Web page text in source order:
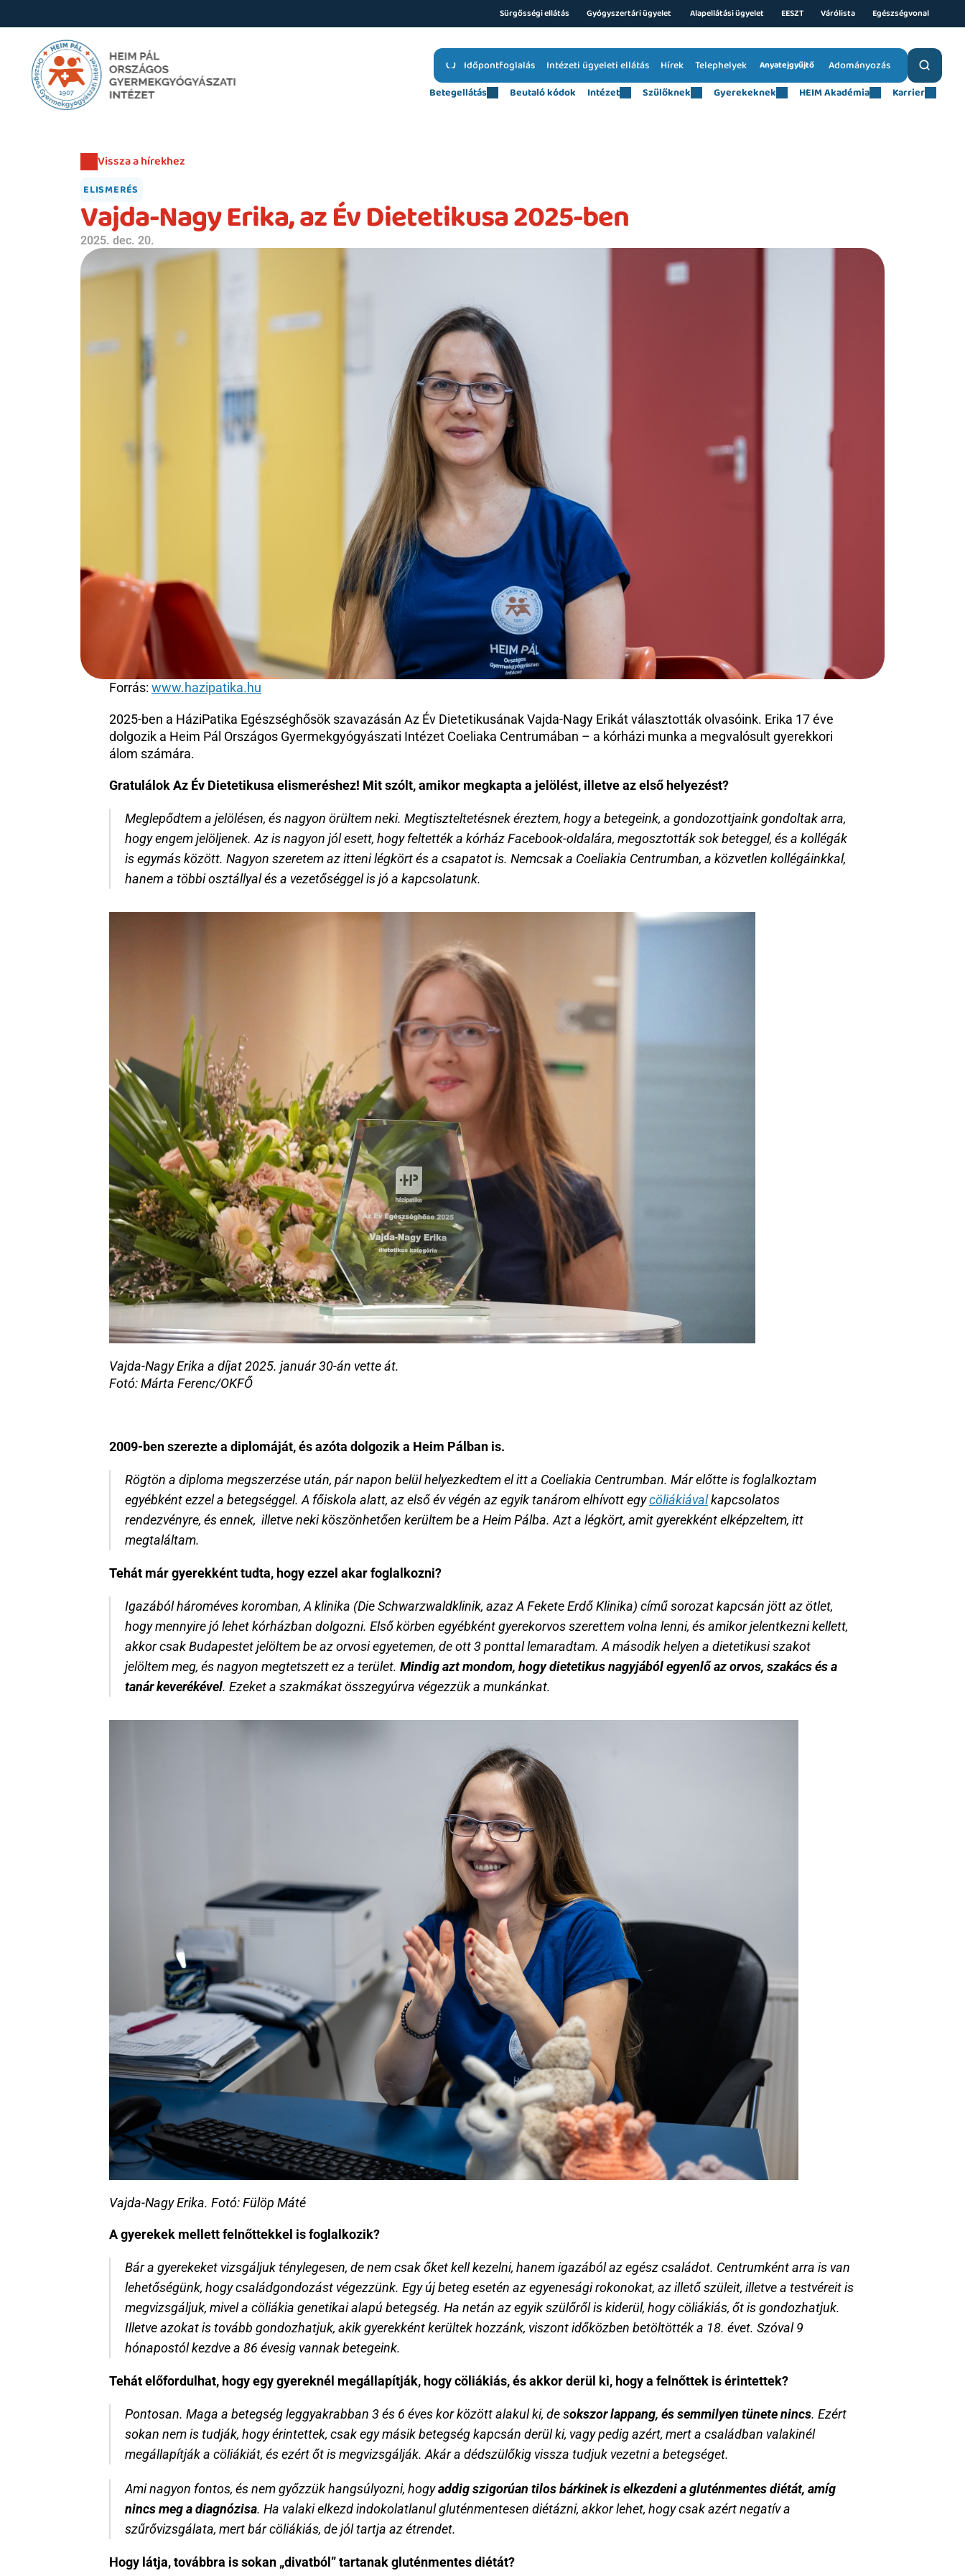
Sürgősségi ellátás Gyógyszertári ügyelet Alapellátási ügyelet EESZT Várólista Egészségvonal
Időpontfoglalás Intézeti ügyeleti ellátás Telephelyek Anyatejgyűjtő Adományozás
Hírek
Betegellátás
Beutaló kódok Intézet Szülőknek Gyerekeknek HEIM Akadémia Karrier
Vissza a hírekhez
ELISMERÉS
Vajda-Nagy Erika, az Év Dietetikusa 2025-ben
2025. dec. 20.
Forrás: www.hazipatika.hu
2025-ben a HáziPatika Egészséghősök szavazásán Az Év Dietetikusának Vajda-Nagy Erikát választották olvasóink. Erika 17 éve
dolgozik a Heim Pál Országos Gyermekgyógyászati Intézet Coeliaka Centrumában – a kórházi munka a megvalósult gyerekkori
álom számára.
Gratulálok Az Év Dietetikusa elismeréshez! Mit szólt, amikor megkapta a jelölést, illetve az első helyezést?
Meglepődtem a jelölésen, és nagyon örültem neki. Megtiszteltetésnek éreztem, hogy a betegeink, a gondozottjaink gondoltak arra,
hogy engem jelöljenek. Az is nagyon jól esett, hogy feltették a kórház Facebook-oldalára, megosztották sok beteggel, és a kollégák
is egymás között. Nagyon szeretem az itteni légkört és a csapatot is. Nemcsak a Coeliakia Centrumban, a közvetlen kollégáinkkal,
hanem a többi osztállyal és a vezetőséggel is jó a kapcsolatunk.
Vajda-Nagy Erika a díjat 2025. január 30-án vette át.
Fotó: Márta Ferenc/OKFŐ
2009-ben szerezte a diplomáját, és azóta dolgozik a Heim Pálban is.
Rögtön a diploma megszerzése után, pár napon belül helyezkedtem el itt a Coeliakia Centrumban. Már előtte is foglalkoztam
egyébként ezzel a betegséggel. A főiskola alatt, az első év végén az egyik tanárom elhívott egy cöliákiával kapcsolatos
rendezvényre, és ennek,  illetve neki köszönhetően kerültem be a Heim Pálba. Azt a légkört, amit gyerekként elképzeltem, itt
megtaláltam.
Tehát már gyerekként tudta, hogy ezzel akar foglalkozni?
Igazából hároméves koromban, A klinika (Die Schwarzwaldklinik, azaz A Fekete Erdő Klinika) című sorozat kapcsán jött az ötlet,
hogy mennyire jó lehet kórházban dolgozni. Első körben egyébként gyerekorvos szerettem volna lenni, és amikor jelentkezni kellett,
akkor csak Budapestet jelöltem be az orvosi egyetemen, de ott 3 ponttal lemaradtam. A második helyen a dietetikusi szakot
jelöltem meg, és nagyon megtetszett ez a terület. Mindig azt mondom, hogy dietetikus nagyjából egyenlő az orvos, szakács és a
tanár keverékével. Ezeket a szakmákat összegyúrva végezzük a munkánkat.
Vajda-Nagy Erika. Fotó: Fülöp Máté
A gyerekek mellett felnőttekkel is foglalkozik?
Bár a gyerekeket vizsgáljuk ténylegesen, de nem csak őket kell kezelni, hanem igazából az egész családot. Centrumként arra is van
lehetőségünk, hogy családgondozást végezzünk. Egy új beteg esetén az egyenesági rokonokat, az illető szüleit, illetve a testvéreit is
megvizsgáljuk, mivel a cöliákia genetikai alapú betegség. Ha netán az egyik szülőről is kiderül, hogy cöliákiás, őt is gondozhatjuk.
Illetve azokat is tovább gondozhatjuk, akik gyerekként kerültek hozzánk, viszont időközben betöltötték a 18. évet. Szóval 9
hónapostól kezdve a 86 évesig vannak betegeink.
Tehát előfordulhat, hogy egy gyereknél megállapítják, hogy cöliákiás, és akkor derül ki, hogy a felnőttek is érintettek?
Pontosan. Maga a betegség leggyakrabban 3 és 6 éves kor között alakul ki, de sokszor lappang, és semmilyen tünete nincs. Ezért
sokan nem is tudják, hogy érintettek, csak egy másik betegség kapcsán derül ki, vagy pedig azért, mert a családban valakinél
megállapítják a cöliákiát, és ezért őt is megvizsgálják. Akár a dédszülőkig vissza tudjuk vezetni a betegséget.
Ami nagyon fontos, és nem győzzük hangsúlyozni, hogy addig szigorúan tilos bárkinek is elkezdeni a gluténmentes diétát, amíg
nincs meg a diagnózisa. Ha valaki elkezd indokolatlanul gluténmentesen diétázni, akkor lehet, hogy csak azért negatív a
szűrővizsgálata, mert bár cöliákiás, de jól tartja az étrendet.
Hogy látja, továbbra is sokan „divatból” tartanak gluténmentes diétát?